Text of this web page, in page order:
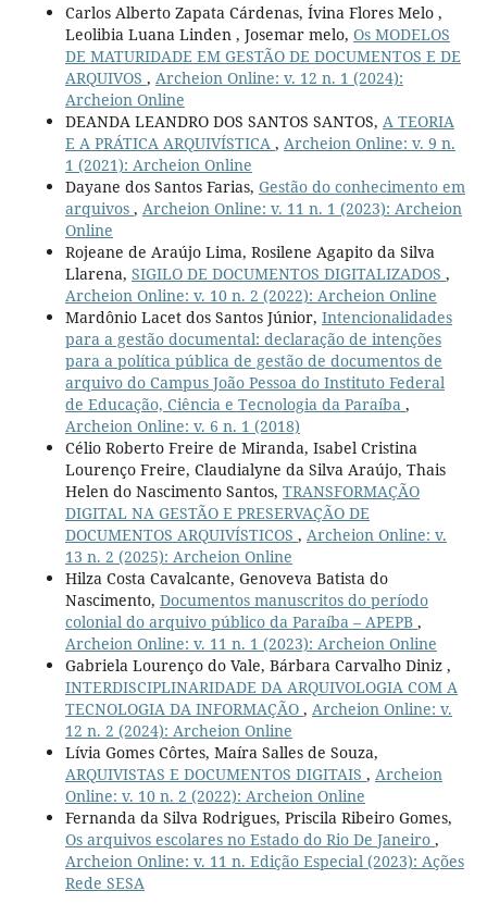
Carlos Alberto Zapata Cárdenas, Ívina Flores Melo ,
Leolibia Luana Linden , Josemar melo, Os MODELOS
DE MATURIDADE EM GESTÃO DE DOCUMENTOS E DE
ARQUIVOS , Archeion Online: v. 12 n. 1 (2024):
Archeion Online
DEANDA LEANDRO DOS SANTOS SANTOS, A TEORIA
E A PRÁTICA ARQUIVÍSTICA , Archeion Online: v. 9 n.
1 (2021): Archeion Online
Dayane dos Santos Farias, Gestão do conhecimento em
arquivos , Archeion Online: v. 11 n. 1 (2023): Archeion
Online
Rojeane de Araújo Lima, Rosilene Agapito da Silva
Llarena, SIGILO DE DOCUMENTOS DIGITALIZADOS ,
Archeion Online: v. 10 n. 2 (2022): Archeion Online
Mardônio Lacet dos Santos Júnior, Intencionalidades
para a gestão documental: declaração de intenções
para a política pública de gestão de documentos de
arquivo do Campus João Pessoa do Instituto Federal
de Educação, Ciência e Tecnologia da Paraíba ,
Archeion Online: v. 6 n. 1 (2018)
Célio Roberto Freire de Miranda, Isabel Cristina
Lourenço Freire, Claudialyne da Silva Araújo, Thais
Helen do Nascimento Santos, TRANSFORMAÇÃO
DIGITAL NA GESTÃO E PRESERVAÇÃO DE
DOCUMENTOS ARQUIVÍSTICOS , Archeion Online: v.
13 n. 2 (2025): Archeion Online
Hilza Costa Cavalcante, Genoveva Batista do
Nascimento, Documentos manuscritos do período
colonial do arquivo público da Paraíba – APEPB ,
Archeion Online: v. 11 n. 1 (2023): Archeion Online
Gabriela Lourenço do Vale, Bárbara Carvalho Diniz ,
INTERDISCIPLINARIDADE DA ARQUIVOLOGIA COM A
TECNOLOGIA DA INFORMAÇÃO , Archeion Online: v.
12 n. 2 (2024): Archeion Online
Lívia Gomes Côrtes, Maíra Salles de Souza,
ARQUIVISTAS E DOCUMENTOS DIGITAIS , Archeion
Online: v. 10 n. 2 (2022): Archeion Online
Fernanda da Silva Rodrigues, Priscila Ribeiro Gomes,
Os arquivos escolares no Estado do Rio De Janeiro ,
Archeion Online: v. 11 n. Edição Especial (2023): Ações
Rede SESA